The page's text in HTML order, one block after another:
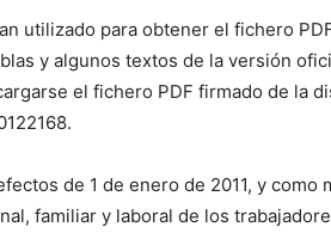
utilizado para obtener el fichero
y algunos textos de la versión
el fichero PDF firmado de la
de 1 de enero de 2011, y como
familiar y laboral de los